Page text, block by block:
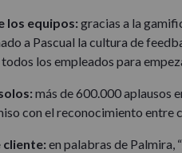
los equipos: gracias a la
a Pascual la cultura de
los empleados para
más de 600.000 aplausos
con el reconocimiento entre
cliente: en palabras de Palmira, “